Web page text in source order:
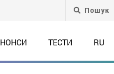
Пошук
ТЕСТИ RU